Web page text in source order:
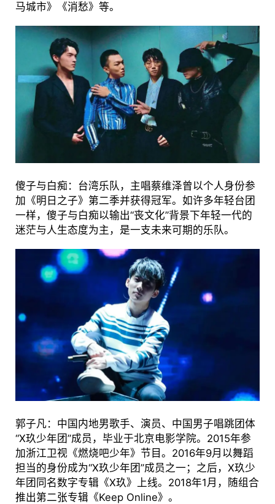
马城市》《消愁》等。
傻子与白痴：台湾乐队，主唱蔡维泽曾以个人身份参
加《明日之子》第二季并获得冠军。如许多年轻台团
一样，傻子与白痴以输出“丧文化”背景下年轻一代的
迷茫与人生态度为主，是一支未来可期的乐队。
郭子凡：中国内地男歌手、演员、中国男子唱跳团体
“X玖少年团”成员，毕业于北京电影学院。2015年参
加浙江卫视《燃烧吧少年》节目。2016年9月以舞蹈
担当的身份成为“X玖少年团”成员之一；之后，X玖少
年团同名数字专辑《X玖》上线。2018年1月，随组合
推出第二张专辑《Keep Online》。